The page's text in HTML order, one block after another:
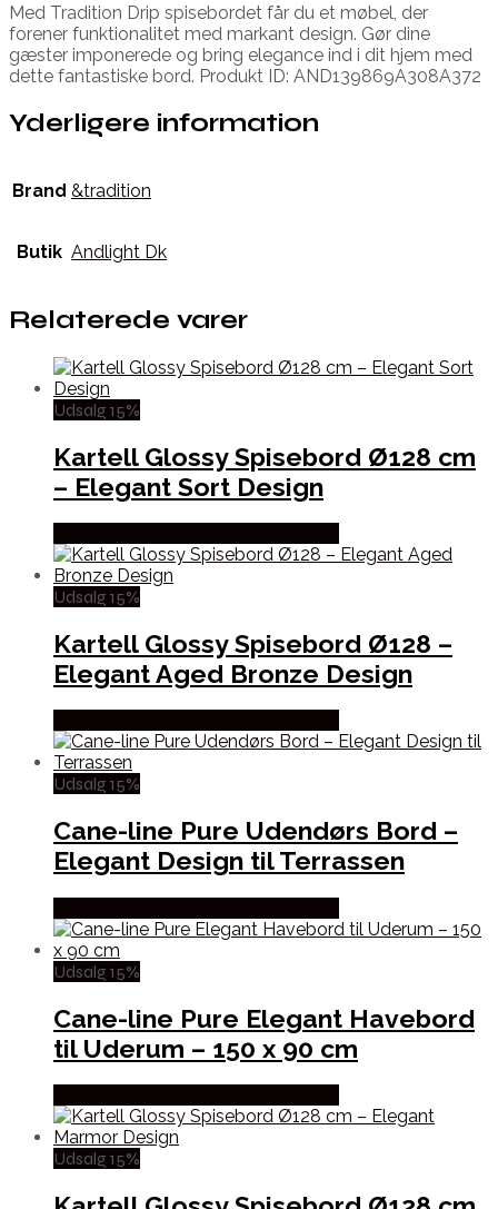
Med Tradition Drip spisebordet får du et møbel, der
forener funktionalitet med markant design. Gør dine
gæster imponerede og bring elegance ind i dit hjem med
dette fantastiske bord. Produkt ID: AND139869A308A372
Yderligere information
Brand &tradition
Butik Andlight Dk
Relaterede varer
Udsalg 15%
Kartell Glossy Spisebord Ø128 cm
– Elegant Sort Design
Udsalg 15%
Kartell Glossy Spisebord Ø128 –
Elegant Aged Bronze Design
Udsalg 15%
Cane-line Pure Udendørs Bord –
Elegant Design til Terrassen
Udsalg 15%
Cane-line Pure Elegant Havebord
til Uderum – 150 x 90 cm
Udsalg 15%